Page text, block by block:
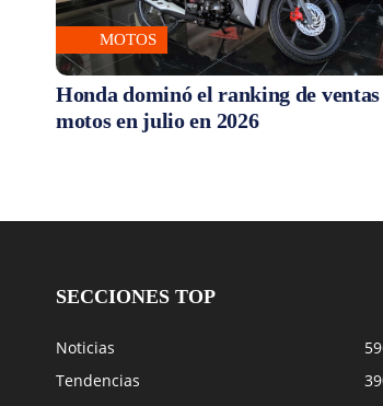
MOTOS
Honda dominó el ranking de ventas
motos en julio en 2026
SECCIONES TOP
Noticias
Tendencias